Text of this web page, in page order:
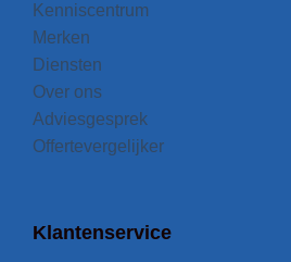
Kenniscentrum
Merken
Diensten
Over ons
Adviesgesprek
Offertevergelijker
Klantenservice